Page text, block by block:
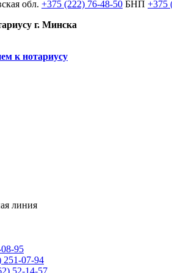
обл. +375 (222) 76-48-50 БНП +375
г. Минска
к нотариусу
линия
95
251-07-94
52-14-57